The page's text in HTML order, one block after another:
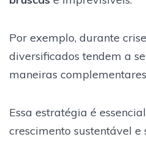
Por exemplo, durante
diversificados tendem a
maneiras
Essa estratégia é
crescimento sustentável